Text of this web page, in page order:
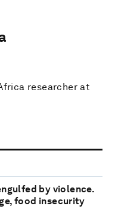
researcher at
by violence.
food insecurity